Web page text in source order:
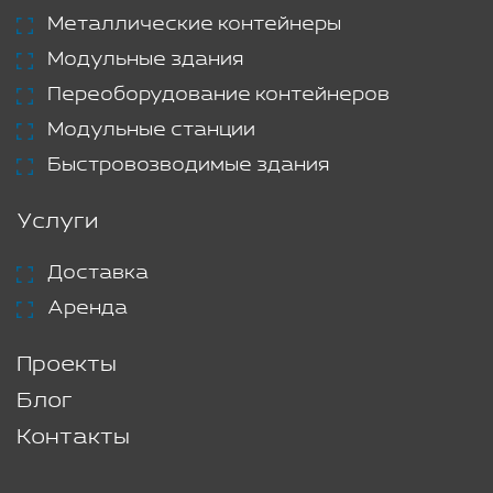
Металлические контейнеры
Модульные здания
Переоборудование контейнеров
Модульные станции
Быстровозводимые здания
Услуги
Доставка
Аренда
Проекты
Блог
Контакты